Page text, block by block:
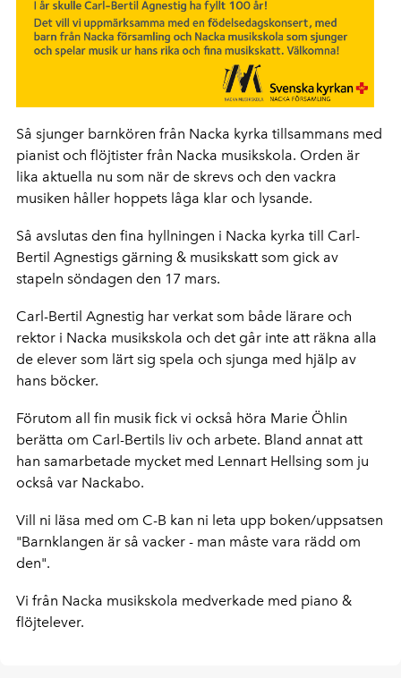
Så sjunger barnkören från Nacka kyrka tillsammans med
pianist och flöjtister från Nacka musikskola. Orden är
lika aktuella nu som när de skrevs och den vackra
musiken håller hoppets låga klar och lysande.
Så avslutas den fina hyllningen i Nacka kyrka till Carl-
Bertil Agnestigs gärning & musikskatt som gick av
stapeln söndagen den 17 mars.
Carl-Bertil Agnestig har verkat som både lärare och
rektor i Nacka musikskola och det går inte att räkna alla
de elever som lärt sig spela och sjunga med hjälp av
hans böcker.
Förutom all fin musik fick vi också höra Marie Öhlin
berätta om Carl-Bertils liv och arbete. Bland annat att
han samarbetade mycket med Lennart Hellsing som ju
också var Nackabo.
Vill ni läsa med om C-B kan ni leta upp boken/uppsatsen
"Barnklangen är så vacker - man måste vara rädd om
den".
Vi från Nacka musikskola medverkade med piano &
flöjtelever.